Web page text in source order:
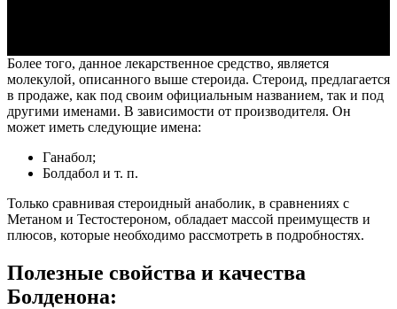
Более того, данное лекарственное средство, является
молекулой, описанного выше стероида. Стероид, предлагается
в продаже, как под своим официальным названием, так и под
другими именами. В зависимости от производителя. Он
может иметь следующие имена:
Ганабол;
Болдабол и т. п.
Только сравнивая стероидный анаболик, в сравнениях с
Метаном и Тестостероном, обладает массой преимуществ и
плюсов, которые необходимо рассмотреть в подробностях.
Полезные свойства и качества
Болденона: